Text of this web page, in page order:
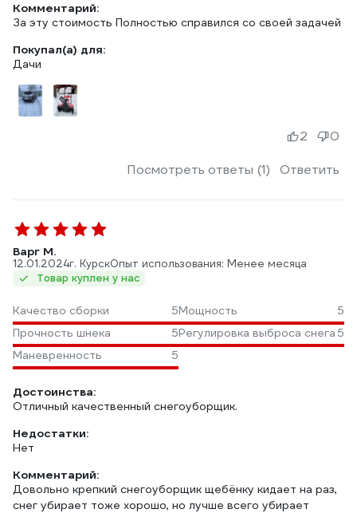
Комментарий:
За эту стоимость Полностью справился со своей задачей
Покупал(а) для:
Дачи
Посмотреть ответы (1) Ответить
2 0
Варг М.
12.01.2024г. КурскОпыт использования: Менее месяца
Товар куплен у нас
Качество сборки 5Мощность
5
Прочность шнека
5Регулировка выброса снега 5
Маневренность
5
Достоинства:
Отличный качественный снегоуборщик.
Недостатки:
Нет
Комментарий:
Довольно крепкий снегоуборщик щебёнку кидает на раз,
снег убирает тоже хорошо, но лучше всего убирает